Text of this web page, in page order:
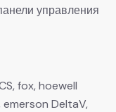
управления
fox, hoewell
DeltaV,